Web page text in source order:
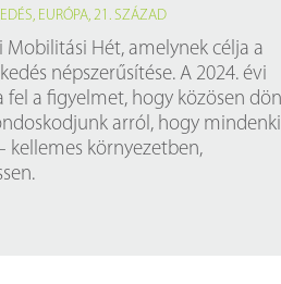
, EURÓPA,21. SZÁZAD
Mobilitási Hét, amelynek célja a
népszerűsítése. A 2024. évi
a figyelmet, hogy közösen
arról, hogy
kellemes környezetben,